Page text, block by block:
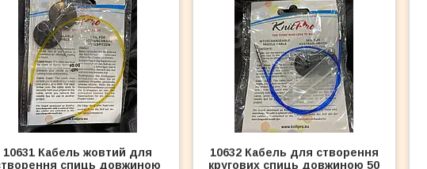
10631 Кабель жовтий для
спиць довжиною
10632 Кабель для створення
кругових спиць довжиною 50